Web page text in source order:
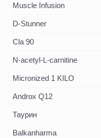
Muscle Infusion
D-Stunner
Cla 90
N-acetyl-L-carnitine
Micronized 1 KILO
Androx Q12
Таурин
Balkanharma